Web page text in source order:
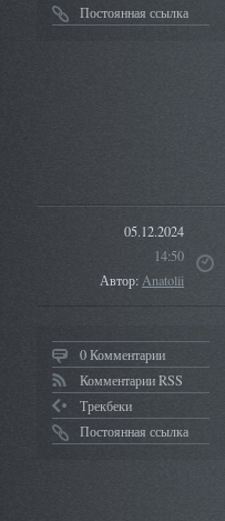
Постоянная ссылка
05.12.2024
14:50
Автор:Anatolii
0 Комментарии
Комментарии RSS
Трекбеки
Постоянная ссылка